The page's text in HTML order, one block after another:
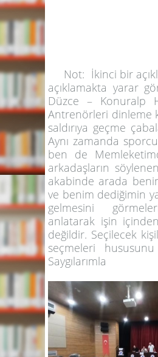
Not: İkinci bir
açıklamakta yarar
Düzce – Konuralp
Antrenörleri dinleme
saldırıya geçme
Aynı zamanda
ben de
arkadaşların
akabinde arada
ve benim dediğimin
gelmesini
anlatarak işin
değildir. Seçilecek
seçmeleri
Saygılarımla